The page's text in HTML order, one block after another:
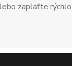
zaplaťte